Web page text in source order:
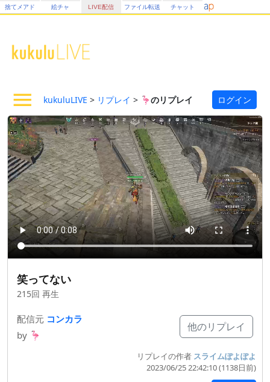
捨てメアド 絵チャ LIVE配信 ファイル転送 チャット
kukuluLIVE > リプレイ > 🦩のリプレイ ログイン
笑ってない
215回 再生
配信元 コンカラ
by 🦩
他のリプレイ
リプレイの作者 スライムぽよぽよ
2023/06/25 22:42:10 (1138日前)